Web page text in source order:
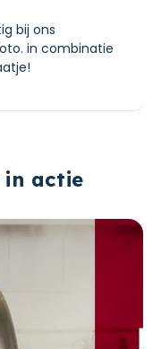
bij ons
in combinatie
in actie